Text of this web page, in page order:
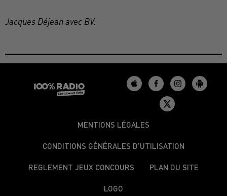
Jacques Déjean avec BV.
MENTIONS LÉGALES
CONDITIONS GÉNÉRALES D’UTILISATION
REGLEMENT JEUX CONCOURS PLAN DU SITE
LOGO